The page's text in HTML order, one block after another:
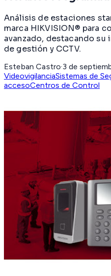
Análisis de estaciones
marca HIKVISION® para
avanzado, destacando
de gestión y CCTV.
Esteban Castro·3 de
VideovigilanciaSistemas de
accesoCentros de Control